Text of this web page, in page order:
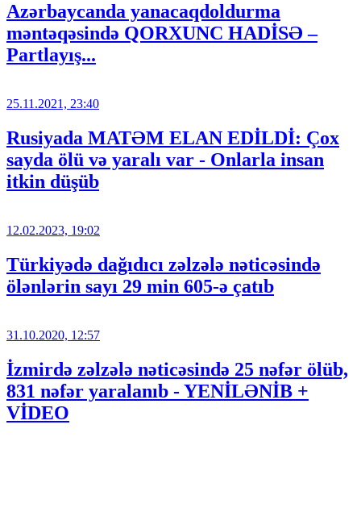
Azərbaycanda yanacaqdoldurma
məntəqəsində QORXUNC HADİSƏ –
Partlayış...
25.11.2021, 23:40
Rusiyada MATƏM ELAN EDİLDİ: Çox
sayda ölü və yaralı var - Onlarla insan
itkin düşüb
12.02.2023, 19:02
Türkiyədə dağıdıcı zəlzələ nəticəsində
ölənlərin sayı 29 min 605-ə çatıb
31.10.2020, 12:57
İzmirdə zəlzələ nəticəsində 25 nəfər ölüb,
831 nəfər yaralanıb - YENİLƏNİB +
VİDEO